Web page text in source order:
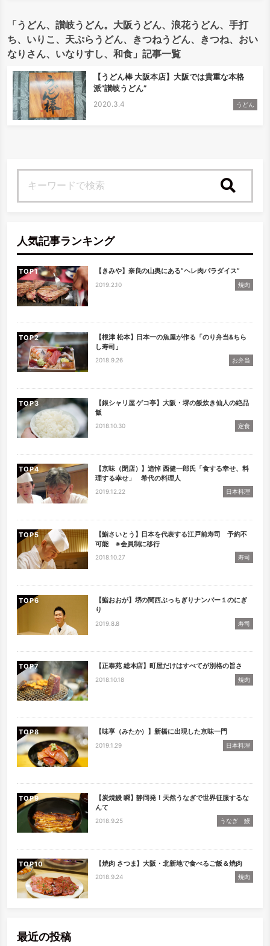
「うどん、讃岐うどん。大阪うどん、浪花うどん、手打
ち、いりこ、天ぷらうどん、きつねうどん、きつね、おい
なりさん、いなりすし、和食」記事一覧
【うどん棒 大阪本店】大阪では貴重な本格
派”讃岐うどん”
2020.3.4 うどん
人気記事ランキング
TOP 【きみや】奈良の山奥にある”ヘレ肉パラダイス”
2019.2.10 焼肉
TOP
【根津 松本】日本一の魚屋が作る「のり弁当&ちら
し寿司」
2018.9.26 お弁当
TOP
【銀シャリ屋 ゲコ亭】大阪・堺の飯炊き仙人の絶品
飯
2018.10.30 定食
TOP
【京味（閉店）】追悼 西健一郎氏「食する幸せ、料
理する幸せ」 希代の料理人
2019.12.22 日本料理
TOP
【鮨さいとう】日本を代表する江戸前寿司 予約不
可能 ※会員制に移行
2018.10.27 寿司
TOP
【鮨おおが】堺の関西ぶっちぎりナンバー１のにぎ
り
2019.8.8 寿司
TOP 【正泰苑 総本店】町屋だけはすべてが別格の旨さ
2018.10.18 焼肉
TOP 【味享（みたか）】新橋に出現した京味一門
2019.1.29 日本料理
TOP
【炭焼鰻 瞬】静岡発！天然うなぎで世界征服するな
んて
2018.9.25 うなぎ 鰻
TOP 【焼肉 さつま】大阪・北新地で食べるご飯＆焼肉
2018.9.24 焼肉
最近の投稿